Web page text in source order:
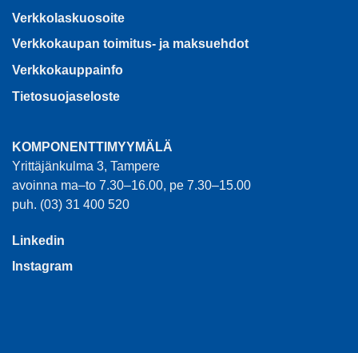
Verkkolaskuosoite
Verkkokaupan toimitus- ja maksuehdot
Verkkokauppainfo
Tietosuojaseloste
KOMPONENTTIMYYMÄLÄ
Yrittäjänkulma 3, Tampere
avoinna ma–to 7.30–16.00, pe 7.30–15.00
puh. (03) 31 400 520
Linkedin
Instagram